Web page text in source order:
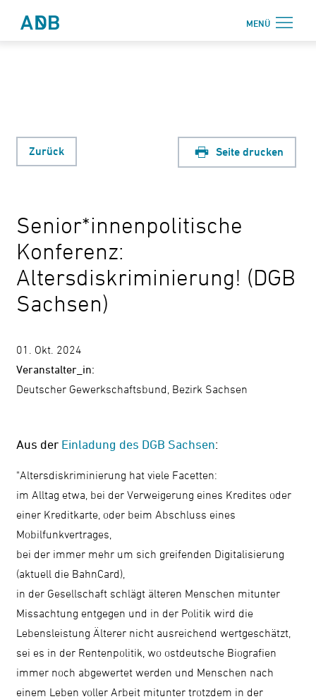
MENÜ
Beratung
Weiterbildung
Kontakt
Sprache
Zurück Seite drucken
Senior*innenpolitische
Konferenz:
Altersdiskriminierung! (DGB
Sachsen)
01. Okt. 2024
Veranstalter_in:
Deutscher Gewerkschaftsbund, Bezirk Sachsen
Aus der Einladung des DGB Sachsen:
"Altersdiskriminierung hat viele Facetten:
im Alltag etwa, bei der Verweigerung eines Kredites oder
einer Kreditkarte, oder beim Abschluss eines
Mobilfunkvertrages,
bei der immer mehr um sich greifenden Digitalisierung
(aktuell die BahnCard),
in der Gesellschaft schlägt älteren Menschen mitunter
Missachtung entgegen und in der Politik wird die
Lebensleistung Älterer nicht ausreichend wertgeschätzt,
sei es in der Rentenpolitik, wo ostdeutsche Biografien
immer noch abgewertet werden und Menschen nach
einem Leben voller Arbeit mitunter trotzdem in der